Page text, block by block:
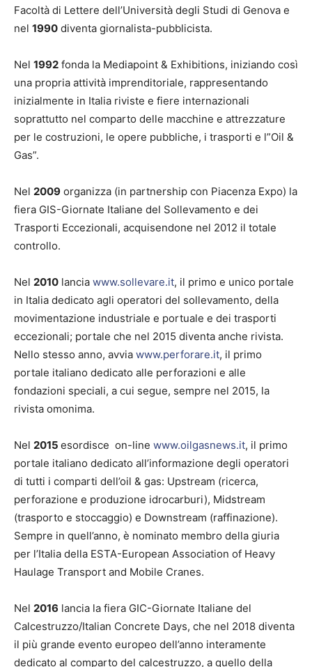
Facoltà di Lettere dell’Università degli Studi di Genova e
nel 1990 diventa giornalista-pubblicista.
Nel 1992 fonda la Mediapoint & Exhibitions, iniziando così
una propria attività imprenditoriale, rappresentando
inizialmente in Italia riviste e fiere internazionali
soprattutto nel comparto delle macchine e attrezzature
per le costruzioni, le opere pubbliche, i trasporti e l”Oil &
Gas”.
Nel 2009 organizza (in partnership con Piacenza Expo) la
fiera GIS-Giornate Italiane del Sollevamento e dei
Trasporti Eccezionali, acquisendone nel 2012 il totale
controllo.
Nel 2010 lancia www.sollevare.it, il primo e unico portale
in Italia dedicato agli operatori del sollevamento, della
movimentazione industriale e portuale e dei trasporti
eccezionali; portale che nel 2015 diventa anche rivista.
Nello stesso anno, avvia www.perforare.it, il primo
portale italiano dedicato alle perforazioni e alle
fondazioni speciali, a cui segue, sempre nel 2015, la
rivista omonima.
Nel 2015 esordisce on-line www.oilgasnews.it, il primo
portale italiano dedicato all’informazione degli operatori
di tutti i comparti dell’oil & gas: Upstream (ricerca,
perforazione e produzione idrocarburi), Midstream
(trasporto e stoccaggio) e Downstream (raffinazione).
Sempre in quell’anno, è nominato membro della giuria
per l’Italia della ESTA-European Association of Heavy
Haulage Transport and Mobile Cranes.
Nel 2016 lancia la fiera GIC-Giornate Italiane del
Calcestruzzo/Italian Concrete Days, che nel 2018 diventa
il più grande evento europeo dell’anno interamente
dedicato al comparto del calcestruzzo, a quello della